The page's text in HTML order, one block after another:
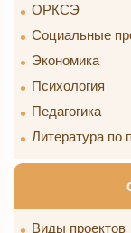
ОРКСЭ
Социальные
Экономика
Психология
Педагогика
Литература по
Виды проектов